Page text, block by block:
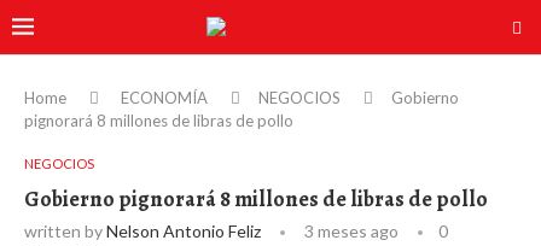
Home ECONOMÍA NEGOCIOS
Gobierno
pignorará 8 millones de libras de pollo
NEGOCIOS
Gobierno pignorará 8 millones de libras de pollo
written byNelson Antonio Feliz 3 meses ago
0